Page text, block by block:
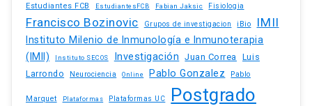
Estudiantes FCB EstudiantesFCB Fabian Jaksic Fisiologia
Francisco Bozinovic Grupos de investigacion iBio IMII
Instituto Milenio de Inmunología e Inmunoterapia
(IMII)
Instituto SECOS Investigación Juan Correa
Luis
Larrondo
Neurociencia Online Pablo Gonzalez Pablo
Marquet Plataformas Plataformas UC Postgrado